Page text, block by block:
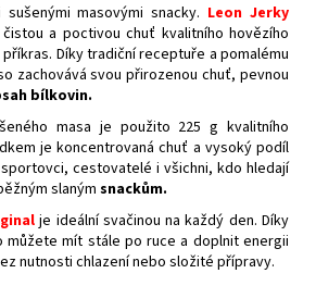
masovými snacky. Leon Jerky
a poctivou chuť kvalitního hovězího
Díky tradiční receptuře a pomalému
zachovává svou přirozenou chuť, pevnou
bílkovin.
masa je použito 225 g kvalitního
je koncentrovaná chuť a vysoký podíl
cestovatelé i všichni, kdo hledají
slaným snackům.
je ideální svačinou na každý den. Díky
můžete mít stále po ruce a doplnit energii
nutnosti chlazení nebo složité přípravy.